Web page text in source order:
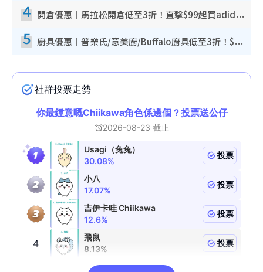
4 開倉優惠｜馬拉松開倉低至3折！直擊$99起買adidas／New Balance／Puma鞋款 STANLEY保溫杯劈價至$119起
5 廚具優惠｜普樂氏/意美廚/Buffalo廚具低至3折！$89起買煎鍋／炒鑊／個人鍋 同場小家電激減至$99起